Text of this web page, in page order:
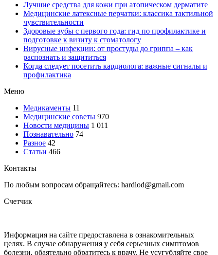
Лучшие средства для кожи при атопическом дерматите
Медицинские латексные перчатки: классика тактильной
чувствительности
Здоровые зубы с первого года: гид по профилактике и
подготовке к визиту к стоматологу
Вирусные инфекции: от простуды до гриппа – как
распознать и защититься
Когда следует посетить кардиолога: важные сигналы и
профилактика
Меню
Медикаменты 11
Медицинские советы 970
Новости медицины 1 011
Познавательно 74
Разное 42
Статьи 466
Контакты
По любым вопросам обращайтесь: hardlod@gmail.com
Счетчик
Информация на сайте предоставлена в ознакомительных
целях. В случае обнаружения у себя серьезных симптомов
болезни, обаятельно обратитесь к врачу. Не усугубляйте свое